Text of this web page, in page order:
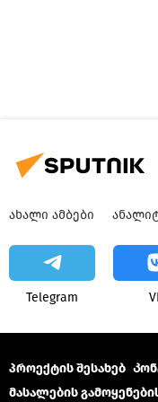
ᲐᲮᲐᲚᲘ ᲐᲛᲑᲔᲑᲘ
Telegram
პროექტის შესახებ
მასალების